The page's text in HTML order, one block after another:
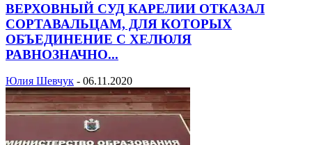
ВЕРХОВНЫЙ СУД КАРЕЛИИ ОТКАЗАЛ
СОРТАВАЛЬЦАМ, ДЛЯ КОТОРЫХ
ОБЪЕДИНЕНИЕ С ХЕЛЮЛЯ
РАВНОЗНАЧНО...
Юлия Шевчук - 06.11.2020